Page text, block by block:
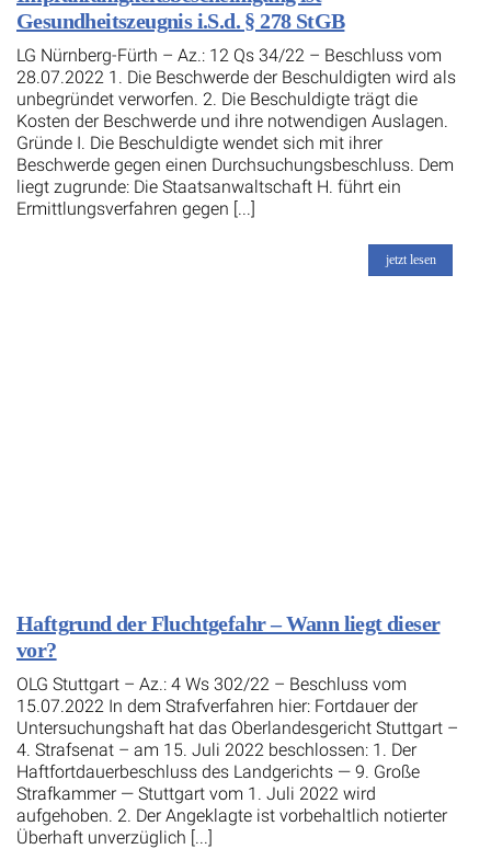
Gesundheitszeugnis i.S.d. § 278 StGB
LG Nürnberg-Fürth – Az.: 12 Qs 34/22 – Beschluss vom
28.07.2022 1. Die Beschwerde der Beschuldigten wird als
unbegründet verworfen. 2. Die Beschuldigte trägt die
Kosten der Beschwerde und ihre notwendigen Auslagen.
Gründe I. Die Beschuldigte wendet sich mit ihrer
Beschwerde gegen einen Durchsuchungsbeschluss. Dem
liegt zugrunde: Die Staatsanwaltschaft H. führt ein
Ermittlungsverfahren gegen [...]
jetzt lesen
Haftgrund der Fluchtgefahr – Wann liegt dieser
vor?
OLG Stuttgart – Az.: 4 Ws 302/22 – Beschluss vom
15.07.2022 In dem Strafverfahren hier: Fortdauer der
Untersuchungshaft hat das Oberlandesgericht Stuttgart –
4. Strafsenat – am 15. Juli 2022 beschlossen: 1. Der
Haftfortdauerbeschluss des Landgerichts — 9. Große
Strafkammer — Stuttgart vom 1. Juli 2022 wird
aufgehoben. 2. Der Angeklagte ist vorbehaltlich notierter
Überhaft unverzüglich [...]